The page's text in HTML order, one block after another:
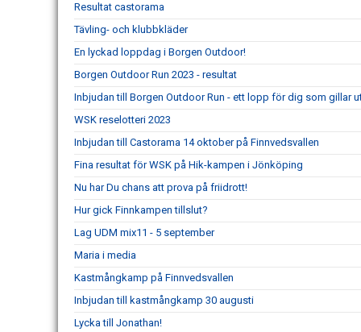
Resultat castorama
Tävling- och klubbkläder
En lyckad loppdag i Borgen Outdoor!
Borgen Outdoor Run 2023 - resultat
Inbjudan till Borgen Outdoor Run - ett lopp för dig som gillar
WSK reselotteri 2023
Inbjudan till Castorama 14 oktober på Finnvedsvallen
Fina resultat för WSK på Hik-kampen i Jönköping
Nu har Du chans att prova på friidrott!
Hur gick Finnkampen tillslut?
Lag UDM mix11 - 5 september
Maria i media
Kastmångkamp på Finnvedsvallen
Inbjudan till kastmångkamp 30 augusti
Lycka till Jonathan!